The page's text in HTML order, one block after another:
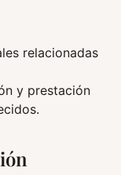
relacionadas
y prestación